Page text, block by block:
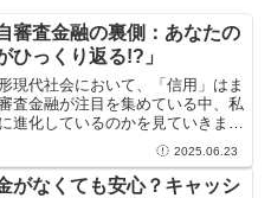
審査金融の裏側：あなたの
ひっくり返る!?」
現代社会において、「信用」はま
査金融が注目を集めている中、私
進化しているのかを見ていきまし
一律な基準で判断してい...2025.06.23
がなくても安心？キャッシ